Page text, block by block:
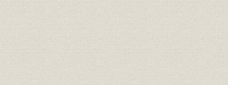
1. こだわった外壁
2. 竣工、鍵1000本
第4節 引っ越し大作戦
1. 池袋―虎ノ門―汐留